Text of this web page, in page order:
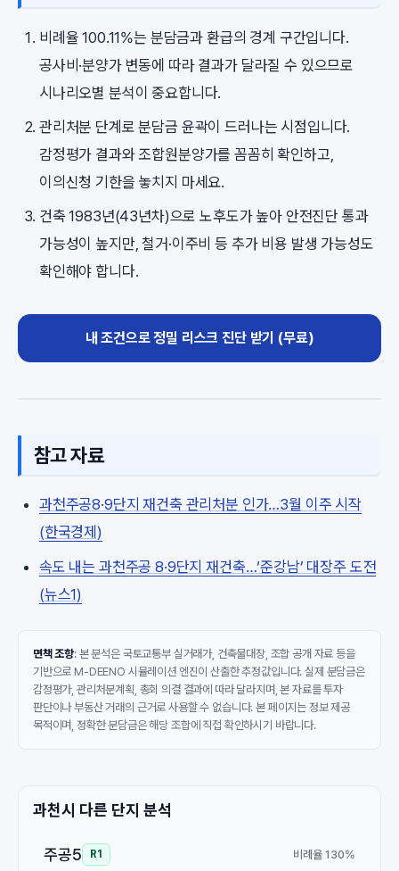
비례율 100.11%는 분담금과 환급의 경계 구간입니다.
공사비·분양가 변동에 따라 결과가 달라질 수 있으므로
시나리오별 분석이 중요합니다.
관리처분 단계로 분담금 윤곽이 드러나는 시점입니다.
감정평가 결과와 조합원분양가를 꼼꼼히 확인하고,
이의신청 기한을 놓치지 마세요.
건축 1983년(43년차)으로 노후도가 높아 안전진단 통과
가능성이 높지만, 철거·이주비 등 추가 비용 발생 가능성도
확인해야 합니다.
내 조건으로 정밀 리스크 진단 받기 (무료)
참고 자료
과천주공8·9단지 재건축 관리처분 인가…3월 이주 시작
(한국경제)
속도 내는 과천주공 8·9단지 재건축…‘준강남’ 대장주 도전
(뉴스1)
면책 조항: 본 분석은 국토교통부 실거래가, 건축물대장, 조합 공개 자료 등을
기반으로 M-DEENO 시뮬레이션 엔진이 산출한 추정값입니다. 실제 분담금은
감정평가, 관리처분계획, 총회 의결 결과에 따라 달라지며, 본 자료를 투자
판단이나 부동산 거래의 근거로 사용할 수 없습니다. 본 페이지는 정보 제공
목적이며, 정확한 분담금은 해당 조합에 직접 확인하시기 바랍니다.
과천시 다른 단지 분석
주공5 R1 비례율 130%